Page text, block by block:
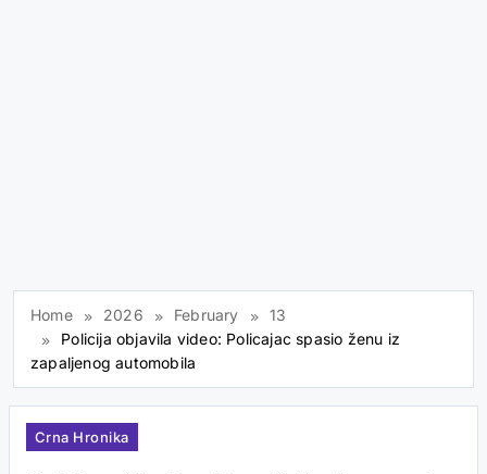
Home 2026 February
13
Policija objavila video: Policajac spasio ženu iz
zapaljenog automobila
Crna Hronika